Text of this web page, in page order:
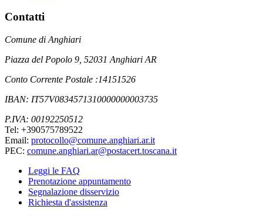
Contatti
Comune di Anghiari
Piazza del Popolo 9, 52031 Anghiari AR
Conto Corrente Postale :14151526
IBAN: IT57V0834571310000000003735
P.IVA: 00192250512
Tel: +390575789522
Email: protocollo@comune.anghiari.ar.it
PEC: comune.anghiari.ar@postacert.toscana.it
Leggi le FAQ
Prenotazione appuntamento
Segnalazione disservizio
Richiesta d'assistenza